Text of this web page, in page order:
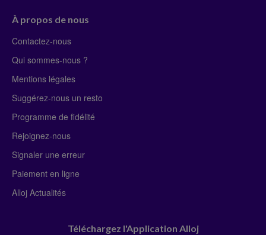
À propos de nous
Contactez-nous
Qui sommes-nous ?
Mentions légales
Suggérez-nous un resto
Programme de fidélité
Rejoignez-nous
Signaler une erreur
Paiement en ligne
Alloj Actualités
Téléchargez l'Application Alloj